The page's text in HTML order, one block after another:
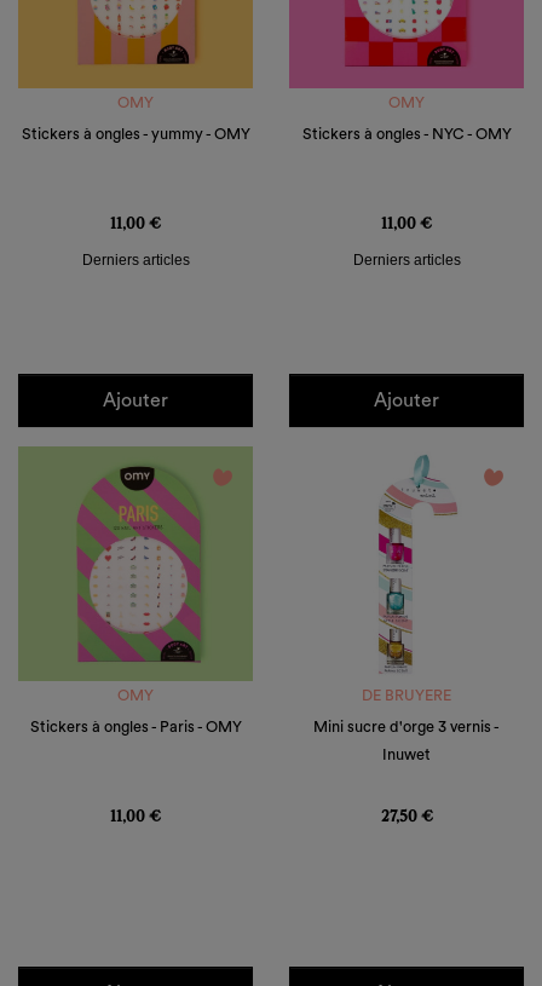
OMY
Stickers à ongles - yummy - OMY
11,00 €
Derniers articles
Ajouter
OMY
Stickers à ongles - NYC - OMY
11,00 €
Derniers articles
Ajouter
favorite_border
OMY
Stickers à ongles - Paris - OMY
11,00 €
favorite_border
DE BRUYERE
Mini sucre d'orge 3 vernis -
Inuwet
27,50 €